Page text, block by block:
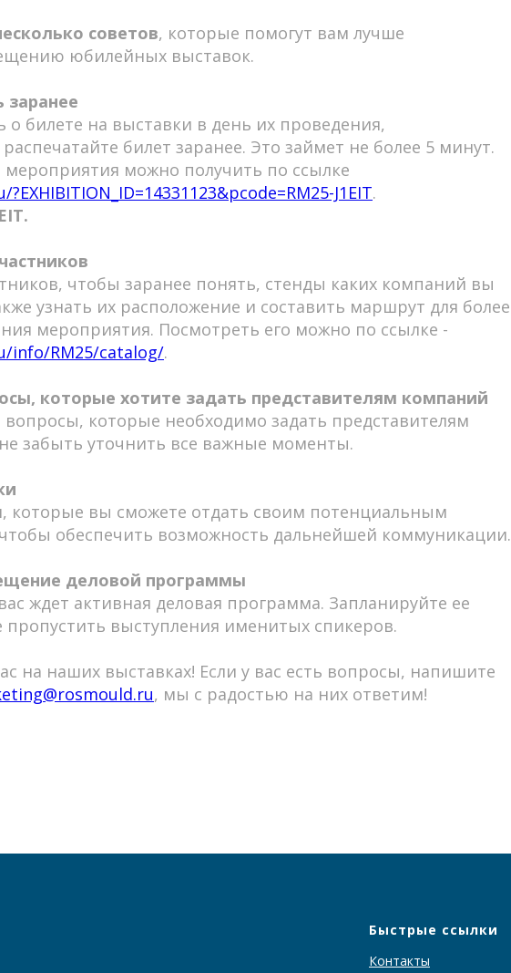
советов, которые помогут вам лучше
юбилейных выставок.
заранее
билете на выставки в день их проведения,
билет заранее. Это займет не более 5 минут.
мероприятия можно получить по ссылке
J1EIT.
чтобы заранее понять, стенды каких компаний вы
узнать их расположение и составить маршрут для более
мероприятия. Посмотреть его можно по ссылке -
info/RM25/catalog/.
которые хотите задать представителям компаний
вопросы, которые необходимо задать представителям
забыть уточнить все важные моменты.
которые вы сможете отдать своим потенциальным
обеспечить возможность дальнейшей коммуникации.
деловой программы
ждет активная деловая программа. Запланируйте ее
выступления именитых спикеров.
на наших выставках! Если у вас есть вопросы, напишите
, мы с радостью на них ответим!
Быстрые ссылки
Контакты